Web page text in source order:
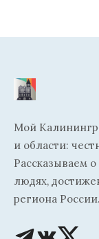
Мой
и области:
Рассказываем
людях,
региона России.